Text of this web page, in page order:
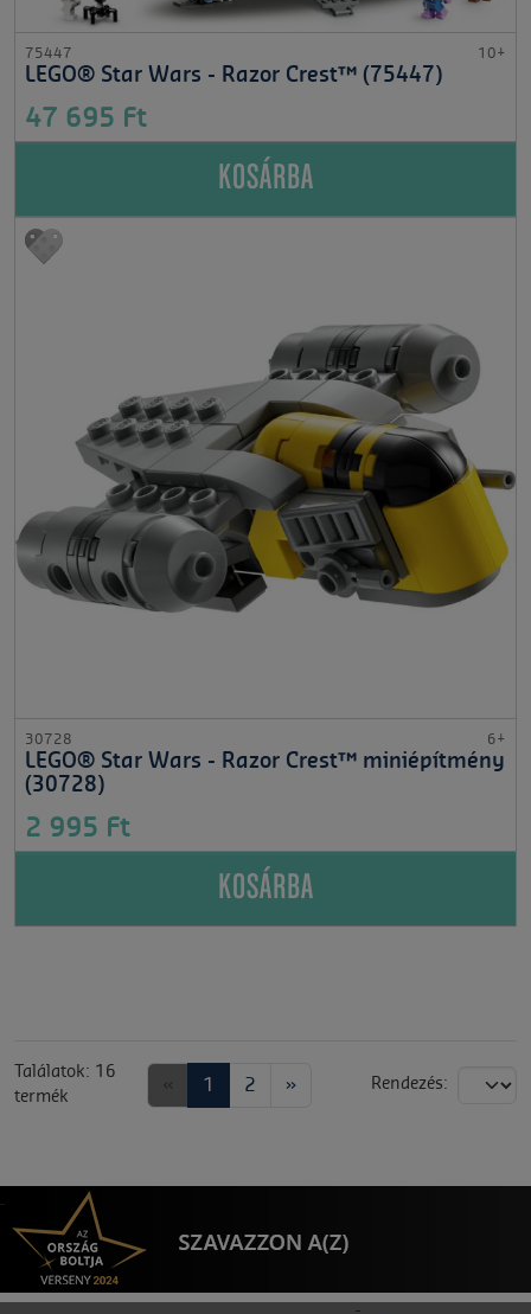
75447 10+
LEGO® Star Wars - Razor Crest™ (75447)
47 695 Ft
KOSÁRBA
30728 6+
LEGO® Star Wars - Razor Crest™ miniépítmény
(30728)
2 995 Ft
KOSÁRBA
Találatok: 16
termék
1 2 » Rendezés: